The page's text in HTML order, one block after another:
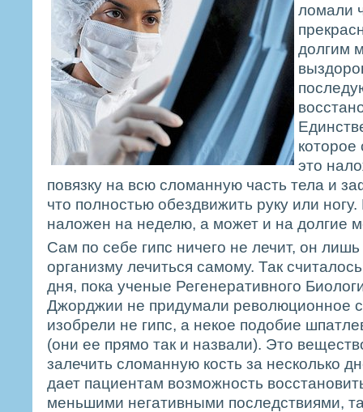
ломали
долгим
которое
это
повязку на всю сломанную часть тела и
что полностью обездвижить руку или
наложен на неделю, а может и на долгие
Сам по себе гипс ничего не лечит, он
организму лечиться самому. Так
дня, пока ученые Регенеративного
Джорджии не придумали революционное
изобрели не гипс, а некое подобие
(они ее прямо так и назвали). Это
залечить сломанную кость за несколько
дает пациентам возможность
меньшими негативными последствиями,